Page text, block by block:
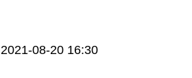
2021-08-20 16:30